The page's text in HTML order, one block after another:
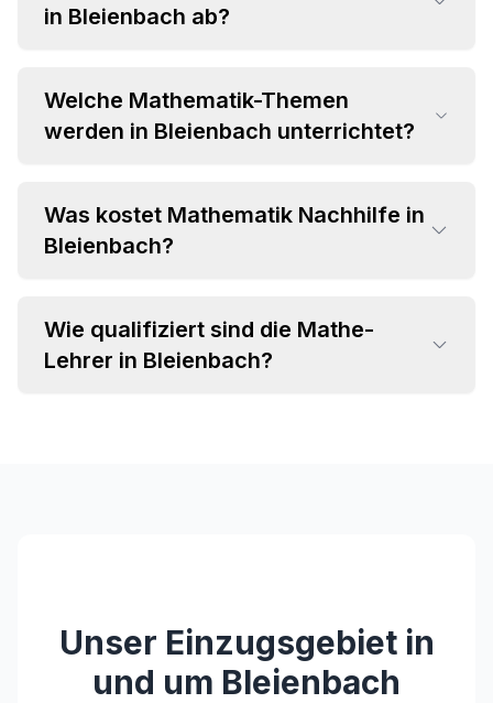
in Bleienbach ab?
Welche Mathematik-Themen
werden in Bleienbach unterrichtet?
• Grundrechenarten und Bruchrechnung
•
Analysis und Differentialrechnung
Was kostet Mathematik Nachhilfe in
Bleienbach?
• Einzelstunden ab CHF 35 pro Stunde
• Attraktive Paketpreise verfügbar
Wie qualifiziert sind die Mathe-
Lehrer in Bleienbach?
Unser Einzugsgebiet in
und um Bleienbach